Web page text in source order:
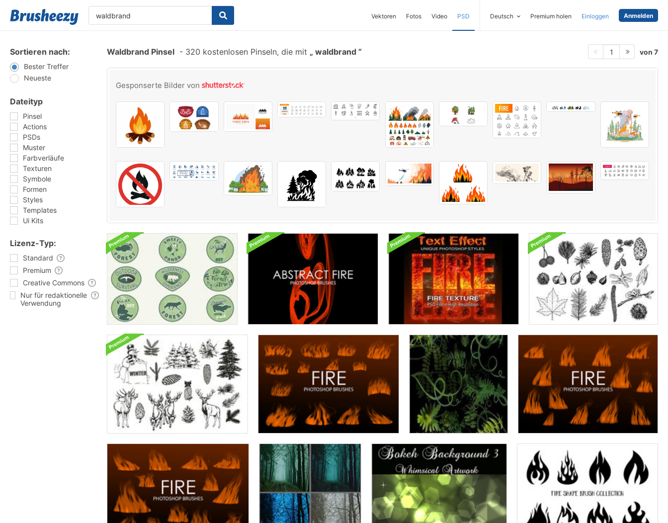
Vektoren Fotos Video PSD Deutsch Premium holen Einloggen Anmelden
Sortieren nach:
Bester Treffer
Neueste
Dateityp
Pinsel
Actions
PSDs
Muster
Farbverläufe
Texturen
Symbole
Formen
Styles
Templates
Ui Kits
Lizenz-Typ:
Standard
Premium
Creative Commons
Nur für redaktionelle
Verwendung
Waldbrand Pinsel - 320 kostenlosen Pinseln, die mit waldbrand 1 von 7
Gesponserte Bilder von